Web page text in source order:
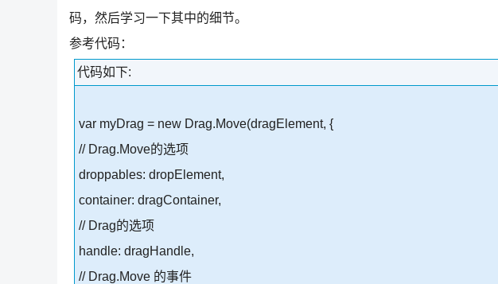
码，然后学习一下其中的细节。
参考代码：
代码如下:
var myDrag = new Drag.Move(dragElement, {
// Drag.Move的选项
droppables: dropElement,
container: dragContainer,
// Drag的选项
handle: dragHandle,
// Drag.Move 的事件